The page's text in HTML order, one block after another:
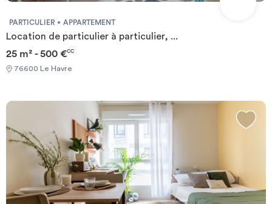
PARTICULIER APPARTEMENT
Location de particulier à particulier, ...
25 m² - 500 €CC
76600 Le Havre